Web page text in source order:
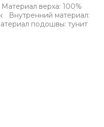
верха: 100%
Внутренний материал:
подошвы: тунит